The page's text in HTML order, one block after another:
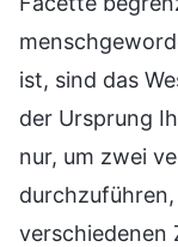
ist, sind das
der Ursprung
nur, um zwei
verschiedenen